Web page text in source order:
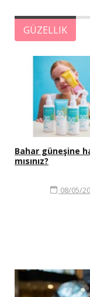
GÜZELLIK
Bahar güneşine
mısınız?
08/05/